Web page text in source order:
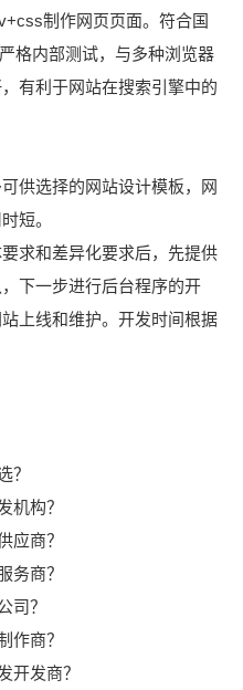
制作网页页面。符合国
格内部测试，与多种浏览器
有利于网站在搜索引擎中的
选择的网站设计模板，网
短。
和差异化要求后，先提供
下一步进行后台程序的开
上线和维护。开发时间根据
？
机构？
应商？
务商？
司？
作商？
开发商？